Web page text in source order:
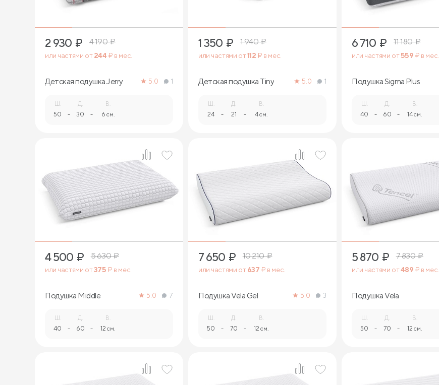
2 930 ₽ 4 190₽
или частями от244 ₽ в мес.
Детская подушка Jerry 5.0 1
50 -
Д.
30 -
В.
6 см.
1 350 ₽ 1 940₽
или частями от112 ₽ в мес.
Детская подушка Tiny 5.0 1
24 -
Д.
21 -
В.
4 см.
6 710 ₽ 11 180₽
или частями от559 ₽ в мес.
Подушка Sigma Plus
40 -
Д.
60 -
В.
14 см.
1
4 500 ₽ 5 630₽
или частями от375 ₽ в мес.
Подушка Middle 5.0 7
40 -
Д.
60 -
В.
12 см.
1
7 650 ₽ 10 210₽
или частями от637 ₽ в мес.
Подушка Vela Gel 5.0 3
50 -
Д.
70 -
В.
12 см.
1
5 870 ₽ 7 830₽
или частями от489 ₽ в мес.
Подушка Vela
50 -
Д.
70 -
В.
12 см.